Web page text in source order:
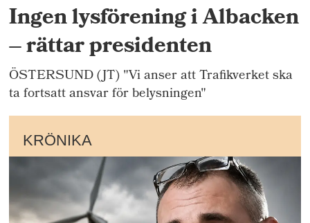
Ingen lysförening i Albacken
– rättar presidenten
ÖSTERSUND (JT) "Vi anser att Trafikverket ska
ta fortsatt ansvar för belysningen"
KRÖNIKA